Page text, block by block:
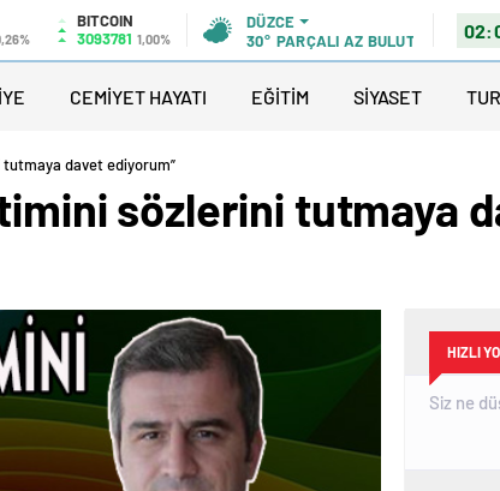
BITCOIN
3093781 1,00%
DÜZCE
30° PARÇALI AZ BULUTLU
CEMİYET HAYATI EĞİTİM SİYASET
davet ediyorum”
sözlerini tutmaya
HIZLI